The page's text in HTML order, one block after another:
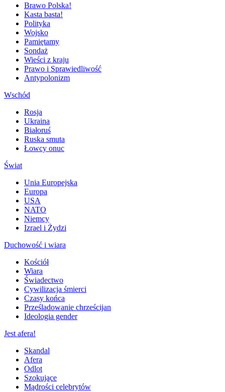
Brawo Polska!
Kasta basta!
Polityka
Wojsko
Pamiętamy
Sondaż
Wieści z kraju
Prawo i Sprawiedliwość
Antypolonizm
Wschód
Rosja
Ukraina
Białoruś
Ruska smuta
Łowcy onuc
Świat
Unia Europejska
Europa
USA
NATO
Niemcy
Izrael i Żydzi
Duchowość i wiara
Kościół
Wiara
Świadectwo
Cywilizacja śmierci
Czasy końca
Prześladowanie chrześcijan
Ideologia gender
Jest afera!
Skandal
Afera
Odlot
Szokujące
Mądrości celebrytów